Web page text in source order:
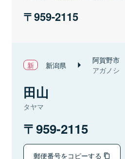
959-2115
新潟県 阿賀野市
アガノシ
田山
タヤマ
959-2115
郵便番号をコピーする